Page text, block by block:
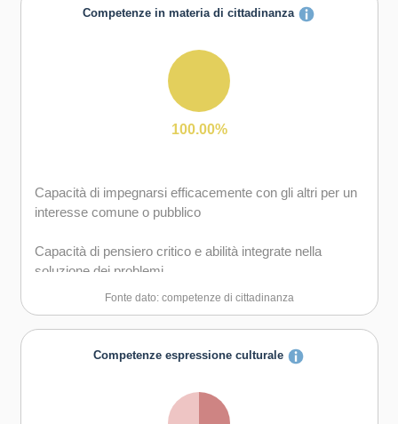
Capacità di favorire il proprio benessere fisico ed
Capacità di assumere l'iniziativa
gruppo sia in maniera autonoma
Capacità di comunicare e negoziare efficacemente con
Capacità di possedere spirito di iniziativa e
autoconsapevolezza
Capacità di essere proattivi e lungimiranti
Capacità di coraggio e perseveranza nel raggiungimento
degli obiettivi
Capacità di motivare gli altri e valorizzare le loro idee, di
Competenze in materia di cittadinanza
100.00%
Capacità di impegnarsi efficacemente con gli altri per un
interesse comune o pubblico
Capacità di pensiero critico e abilità integrate nella
soluzione dei problemi
Fonte dato: competenze di cittadinanza
Competenze espressione culturale